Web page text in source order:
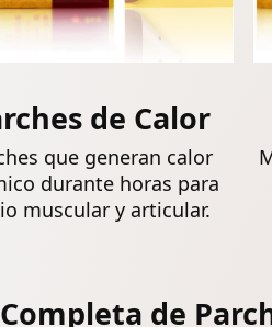
de Calor
que generan calor
durante horas para
muscular y articular.
de